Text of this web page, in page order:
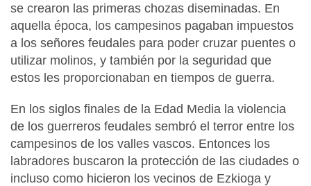
se crearon las primeras chozas diseminadas. En
aquella época, los campesinos pagaban impuestos
a los señores feudales para poder cruzar puentes o
utilizar molinos, y también por la seguridad que
estos les proporcionaban en tiempos de guerra.
En los siglos finales de la Edad Media la violencia
de los guerreros feudales sembró el terror entre los
campesinos de los valles vascos. Entonces los
labradores buscaron la protección de las ciudades o
incluso como hicieron los vecinos de Ezkioga y